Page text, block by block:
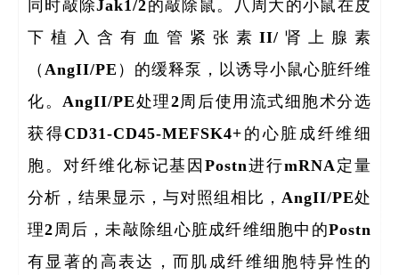
博士
同时敲除Jak1/2的敲除鼠。八周大的小鼠在皮
下植入含有血管紧张素II/肾上腺素
（AngII/PE）的缓释泵，以诱导小鼠心脏纤维
化。AngII/PE处理2周后使用流式细胞术分选
获得CD31-CD45-MEFSK4+的心脏成纤维细
胞。对纤维化标记基因Postn进行mRNA定量
分析，结果显示，与对照组相比，AngII/PE处
理2周后，未敲除组心脏成纤维细胞中的Postn
有显著的高表达，而肌成纤维细胞特异性的